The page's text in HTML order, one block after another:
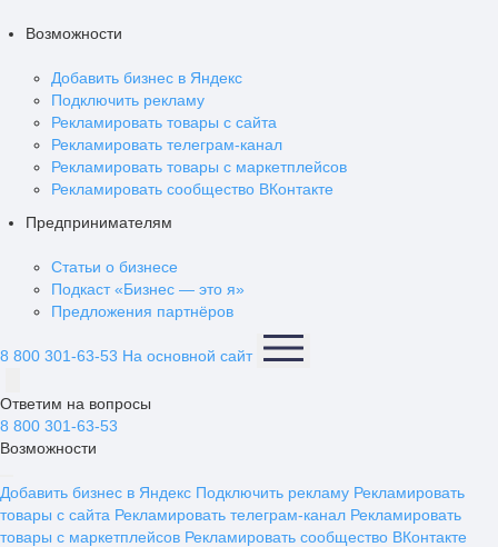
Возможности
Добавить бизнес в Яндекс
Подключить рекламу
Рекламировать товары с сайта
Рекламировать телеграм-канал
Рекламировать товары с маркетплейсов
Рекламировать сообщество ВКонтакте
Предпринимателям
Статьи о бизнесе
Подкаст «Бизнес — это я»
Предложения партнёров
8 800 301-63-53 На основной сайт
Ответим на вопросы
8 800 301-63-53
Возможности
Добавить бизнес в Яндекс Подключить рекламу Рекламировать
товары с сайта Рекламировать телеграм-канал Рекламировать
товары с маркетплейсов Рекламировать сообщество ВКонтакте